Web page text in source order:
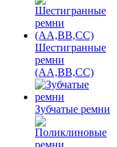
Шестигранные
ремни
(AA,BB,CC)
Зубчатые ремни